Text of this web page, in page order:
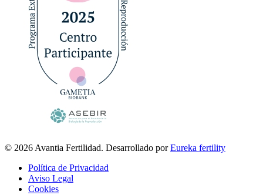
© 2026 Avantia Fertilidad. Desarrollado porEureka fertility
Política de Privacidad
Aviso Legal
Cookies